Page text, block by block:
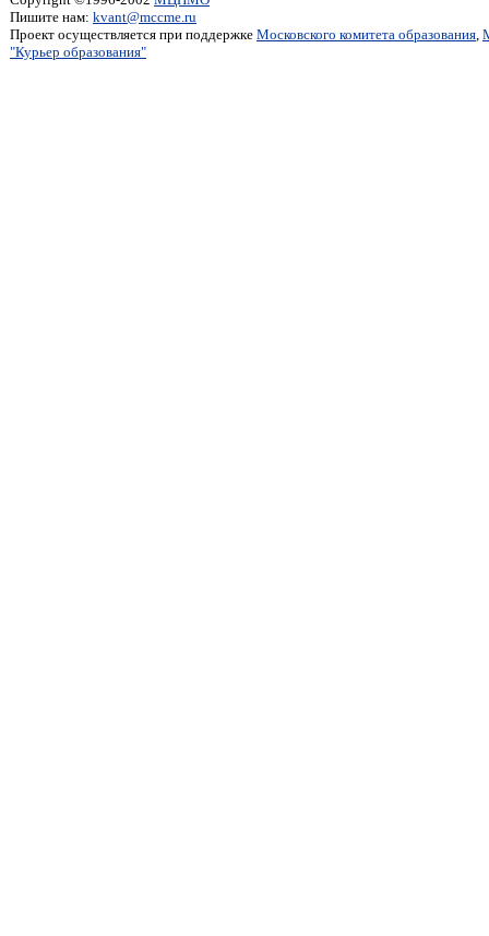
Пишите нам: kvant@mccme.ru
Проект осуществляется при поддержке Московского комитета образования,
"Курьер образования"